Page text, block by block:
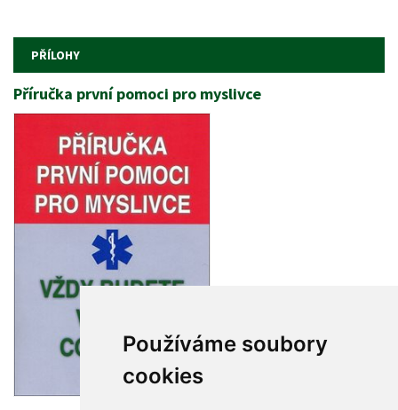
Používáme soubory
cookie
PŘÍLOHY
Příručka první pomoci pro myslivce